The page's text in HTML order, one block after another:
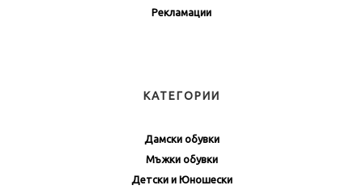
Рекламации
КАТЕГОРИИ
Дамски обувки
Мъжки обувки
Детски и Юношески